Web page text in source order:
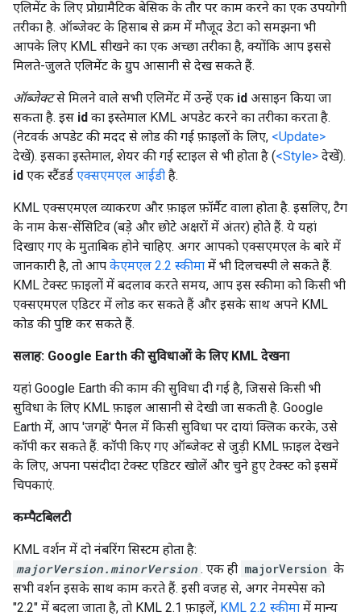
एलिमेंट के लिए प्रोग्रामैटिक बेसिक के तौर पर काम करने का एक उपयोगी
तरीका है. ऑब्जेक्ट के हिसाब से क्रम में मौजूद डेटा को समझना भी
आपके लिए KML सीखने का एक अच्छा तरीका है, क्योंकि आप इससे
मिलते-जुलते एलिमेंट के ग्रुप आसानी से देख सकते हैं.
ऑब्जेक्टसे मिलने वाले सभी एलिमेंट में उन्हें एक id असाइन किया जा
सकता है. इस id का इस्तेमाल KML अपडेट करने का तरीका करता है.
(नेटवर्क अपडेट की मदद से लोड की गई फ़ाइलों के लिए, <Update>
देखें). इसका इस्तेमाल, शेयर की गई स्टाइल से भी होता है (<Style> देखें).
id एक स्टैंडर्ड एक्सएमएल आईडी है.
KML एक्सएमएल व्याकरण और फ़ाइल फ़ॉर्मैट वाला होता है. इसलिए, टैग
के नाम केस-सेंसिटिव (बड़े और छोटे अक्षरों में अंतर) होते हैं. ये यहां
दिखाए गए के मुताबिक होने चाहिए. अगर आपको एक्सएमएल के बारे में
जानकारी है, तो आप केएमएल 2.2 स्कीमा में भी दिलचस्पी ले सकते हैं.
KML टेक्स्ट फ़ाइलों में बदलाव करते समय, आप इस स्कीमा को किसी भी
एक्सएमएल एडिटर में लोड कर सकते हैं और इसके साथ अपने KML
कोड की पुष्टि कर सकते हैं.
सलाह: Google Earth की सुविधाओं के लिए KML देखना
यहां Google Earth की काम की सुविधा दी गई है, जिससे किसी भी
सुविधा के लिए KML फ़ाइल आसानी से देखी जा सकती है. Google
Earth में, आप 'जगहें' पैनल में किसी सुविधा पर दायां क्लिक करके, उसे
कॉपी कर सकते हैं. कॉपी किए गए ऑब्जेक्ट से जुड़ी KML फ़ाइल देखने
के लिए, अपना पसंदीदा टेक्स्ट एडिटर खोलें और चुने हुए टेक्स्ट को इसमें
चिपकाएं.
कम्पैटबिलटी
KML वर्शन में दो नंबरिंग सिस्टम होता है:
majorVersion.minorVersion . एक ही majorVersion के
सभी वर्शन इसके साथ काम करते हैं. इसी वजह से, अगर नेमस्पेस को
"2.2" में बदला जाता है, तो KML 2.1 फ़ाइलें, KML 2.2 स्कीमा में मान्य